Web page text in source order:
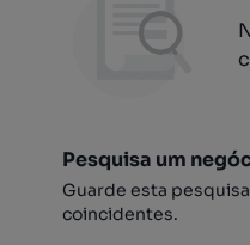
Pesquisa um
Guarde esta
coincidentes.